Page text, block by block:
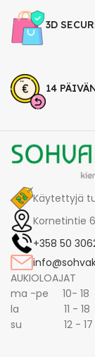
3D
14
Käytettyjä
Kornetintie
+358 50
AUKIOLOAJAT
ma -pe 10- 18
la 11 - 18
su 12 - 17